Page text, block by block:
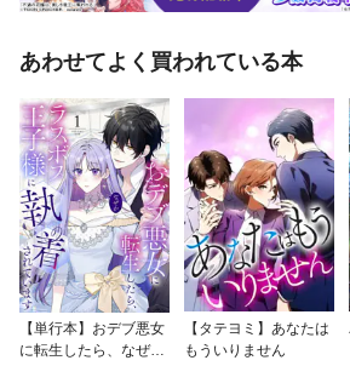
あわせてよく買われている本
【単行本】おデブ悪女
に転生したら、なぜか
【タテヨミ】あなたは
もういりません